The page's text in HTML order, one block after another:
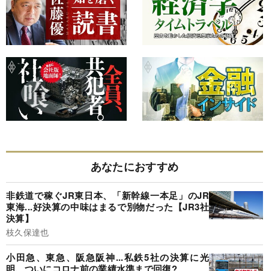
あなたにおすすめ
非鉄道で稼ぐJR東日本、「新幹線一本足」のJR
東海...好決算の中味はまるで別物だった【JR3社
決算】
枝久保達也
小田急、東急、阪急阪神...私鉄5社の決算に光